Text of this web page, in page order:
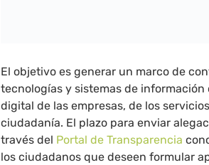
El objetivo es generar un marco de
tecnologías y sistemas de
digital de las empresas, de los
ciudadanía. El plazo para enviar
través del Portal de Transparencia
los ciudadanos que deseen formular